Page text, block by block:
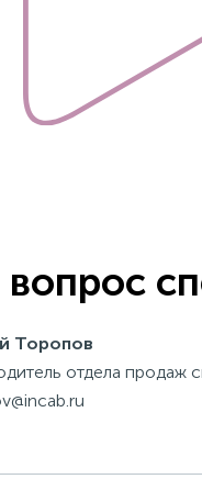
вопрос
Торопов
отдела продаж